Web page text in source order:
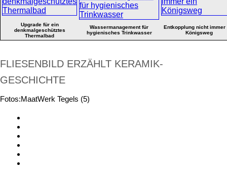
Upgrade für ein
denkmalgeschütztes
Thermalbad
Wassermanagement für
hygienisches Trinkwasser
Entkopplung nicht immer
Königsweg
FLIESENBILD ERZÄHLT KERAMIK-
GESCHICHTE
Fotos:MaatWerk Tegels (5)